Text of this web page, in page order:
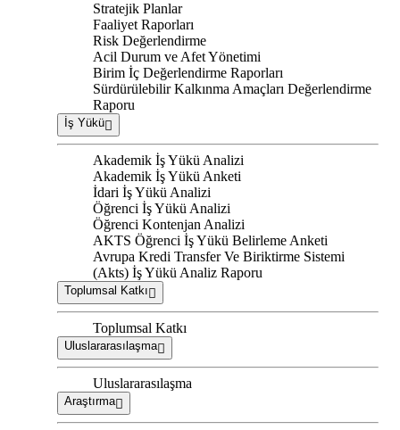
Stratejik Planlar
Faaliyet Raporları
Risk Değerlendirme
Acil Durum ve Afet Yönetimi
Birim İç Değerlendirme Raporları
Sürdürülebilir Kalkınma Amaçları Değerlendirme
Raporu
İş Yükü
Akademik İş Yükü Analizi
Akademik İş Yükü Anketi
İdari İş Yükü Analizi
Öğrenci İş Yükü Analizi
Öğrenci Kontenjan Analizi
AKTS Öğrenci İş Yükü Belirleme Anketi
Avrupa Kredi Transfer Ve Biriktirme Sistemi
(Akts) İş Yükü Analiz Raporu
Toplumsal Katkı
Toplumsal Katkı
Uluslararasılaşma
Uluslararasılaşma
Araştırma